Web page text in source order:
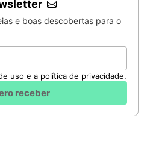
e boas descobertas para o
uso e a política de privacidade.
receber